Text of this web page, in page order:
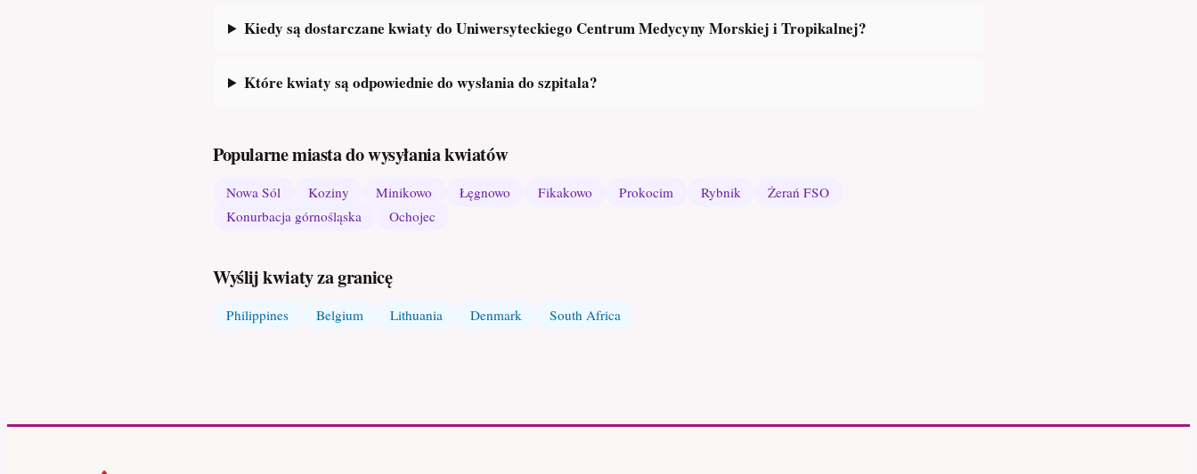
Kiedy są dostarczane kwiaty do Uniwersyteckiego Centrum Medycyny Morskiej i Tropikalnej?
Które kwiaty są odpowiednie do wysłania do szpitala?
Popularne miasta do wysyłania kwiatów
Nowa Sól Koziny Minikowo Łęgnowo Fikakowo Prokocim Rybnik
Żerań FSO
Konurbacja górnośląska
Ochojec
Wyślij kwiaty za granicę
Philippines Belgium Lithuania Denmark South Africa